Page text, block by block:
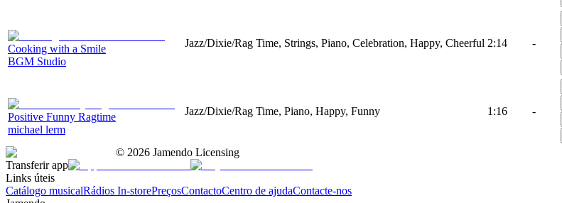
Cooking with a Smile
BGM Studio
Jazz/Dixie/Rag Time, Strings, Piano, Celebration, Happy, Cheerful 2:14 -
Positive Funny Ragtime
michael lerm
Jazz/Dixie/Rag Time, Piano, Happy, Funny 1:16 -
© 2026 Jamendo Licensing
Transferir app
Links úteis
Catálogo musicalRádios In-storePreçosContactoCentro de ajudaContacte-nos